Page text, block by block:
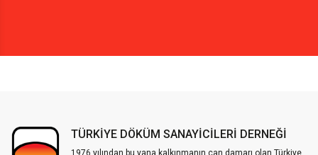
TÜRKİYE DÖKÜM SANAYİCİLERİ DERNEĞİ
1976 yılından bu yana kalkınmanın can damarı olan Türkiye